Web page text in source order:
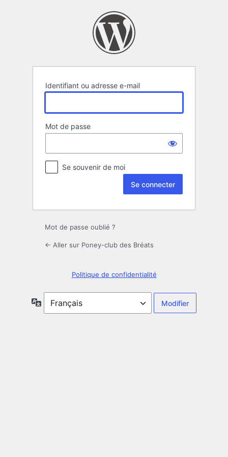
Identifiant ou adresse e-mail
Mot de passe
Se souvenir de moi
Mot de passe oublié ?
← Aller sur Poney-club des Bréats
Politique de confidentialité
Langue